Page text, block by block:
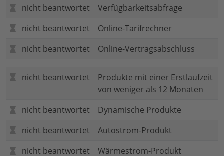
nicht beantwortet
Verfügbarkeitsabfrage
nicht beantwortet
Online-Tarifrechner
nicht beantwortet
Online-Vertragsabschluss
nicht beantwortet
Produkte mit einer Erstlaufzeit
von weniger als 12 Monaten
nicht beantwortet
Dynamische Produkte
nicht beantwortet
Autostrom-Produkt
nicht beantwortet
Wärmestrom-Produkt